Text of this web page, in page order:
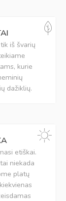
iš švarių
kurie
dažiklių.
etiškai.
niekada
platų